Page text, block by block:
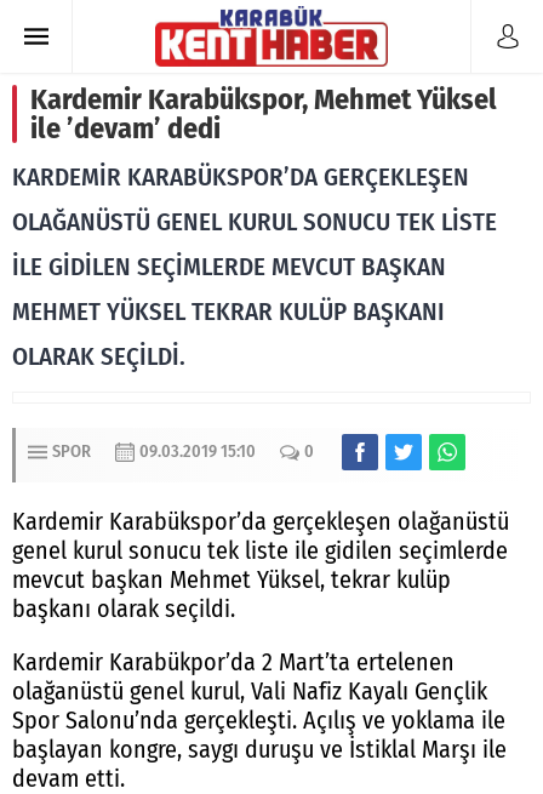
Kardemir Karabükspor, Mehmet Yüksel
ile ’devam’ dedi
KARDEMİR KARABÜKSPOR’DA GERÇEKLEŞEN
OLAĞANÜSTÜ GENEL KURUL SONUCU TEK LİSTE
İLE GİDİLEN SEÇİMLERDE MEVCUT BAŞKAN
MEHMET YÜKSEL TEKRAR KULÜP BAŞKANI
OLARAK SEÇİLDİ.
SPOR 09.03.2019 15:10 0
Kardemir Karabükspor’da gerçekleşen olağanüstü
genel kurul sonucu tek liste ile gidilen seçimlerde
mevcut başkan Mehmet Yüksel, tekrar kulüp
başkanı olarak seçildi.
Kardemir Karabükpor’da 2 Mart’ta ertelenen
olağanüstü genel kurul, Vali Nafiz Kayalı Gençlik
Spor Salonu’nda gerçekleşti. Açılış ve yoklama ile
başlayan kongre, saygı duruşu ve İstiklal Marşı ile
devam etti.